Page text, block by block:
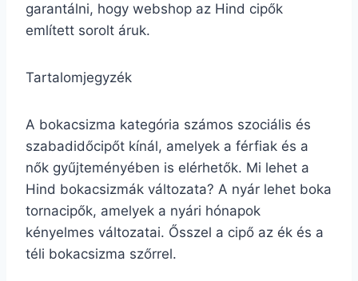
garantálni, hogy webshop az Hind cipők
említett sorolt áruk.
Tartalomjegyzék
A bokacsizma kategória számos szociális és
szabadidőcipőt kínál, amelyek a férfiak és a
nők gyűjteményében is elérhetők. Mi lehet a
Hind bokacsizmák változata? A nyár lehet boka
tornacipők, amelyek a nyári hónapok
kényelmes változatai. Ősszel a cipő az ék és a
téli bokacsizma szőrrel.